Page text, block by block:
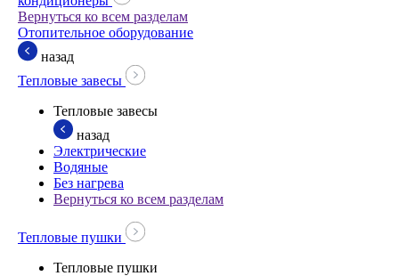
Вернуться ко всем разделам
Отопительное оборудование
назад
Тепловые завесы
Тепловые завесы
назад
Электрические
Водяные
Без нагрева
Вернуться ко всем разделам
Тепловые пушки
Тепловые пушки